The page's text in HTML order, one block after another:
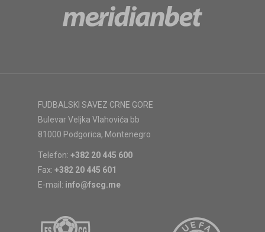
FUDBALSKI SAVEZ CRNE GORE
Bulevar Veljka Vlahovića bb
81000 Podgorica, Montenegro
Telefon: +382 20 445 600
Fax: +382 20 445 601
E-mail: info@fscg.me